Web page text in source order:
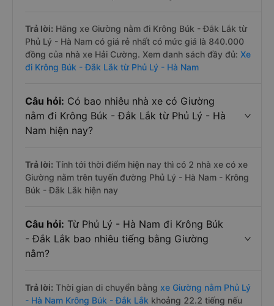
Trả lời: Hãng xe Giường nằm đi Krông Búk - Đắk Lắk từ
Phủ Lý - Hà Nam có giá rẻ nhất có mức giá là 840.000
đồng của nhà xe Hải Cường. Xem danh sách đầy đủ: Xe
đi Krông Búk - Đắk Lắk từ Phủ Lý - Hà Nam
Câu hỏi: Có bao nhiêu nhà xe có Giường
nằm đi Krông Búk - Đắk Lắk từ Phủ Lý - Hà
Nam hiện nay?
Trả lời: Tính tới thời điểm hiện nay thì có 2 nhà xe có xe
Giường nằm trên tuyến đường Phủ Lý - Hà Nam - Krông
Búk - Đắk Lắk hiện nay
Câu hỏi: Từ Phủ Lý - Hà Nam đi Krông Búk
- Đắk Lắk bao nhiêu tiếng bằng Giường
nằm?
Trả lời: Thời gian di chuyển bằng xe Giường nằm Phủ Lý
- Hà Nam Krông Búk - Đắk Lắk khoảng 22.2 tiếng nếu